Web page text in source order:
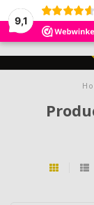
9,1
MENU